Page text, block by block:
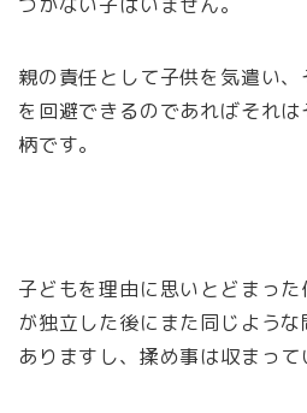
親の責任として子供を気遣い
を回避できるのであればそれ
柄です。
子どもを理由に思いとどまっ
が独立した後にまた同じよう
ありますし、揉め事は収まって